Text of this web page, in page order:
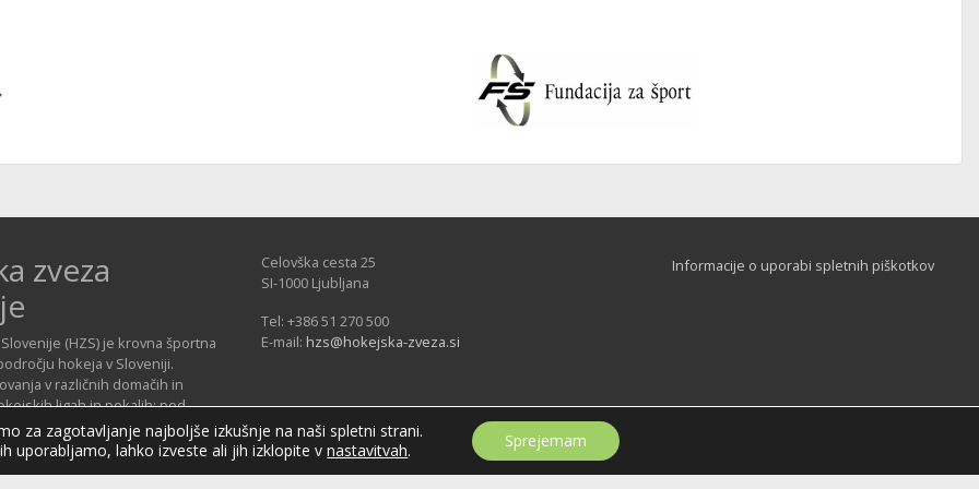
zveza
(HZS) je krovna športna
hokeja v Sloveniji.
v različnih domačih in
ligah in pokalih; pod
tudi slovenske hokejske
Celovška cesta 25
SI-1000 Ljubljana
Tel: +386 51 270 500
E-mail: hzs@hokejska-zveza.si
Informacije o uporabi spletnih piškotkov
za zagotavljanje najboljše izkušnje na naši spletni strani.
uporabljamo, lahko izveste ali jih izklopite vnastavitvah. Sprejemam